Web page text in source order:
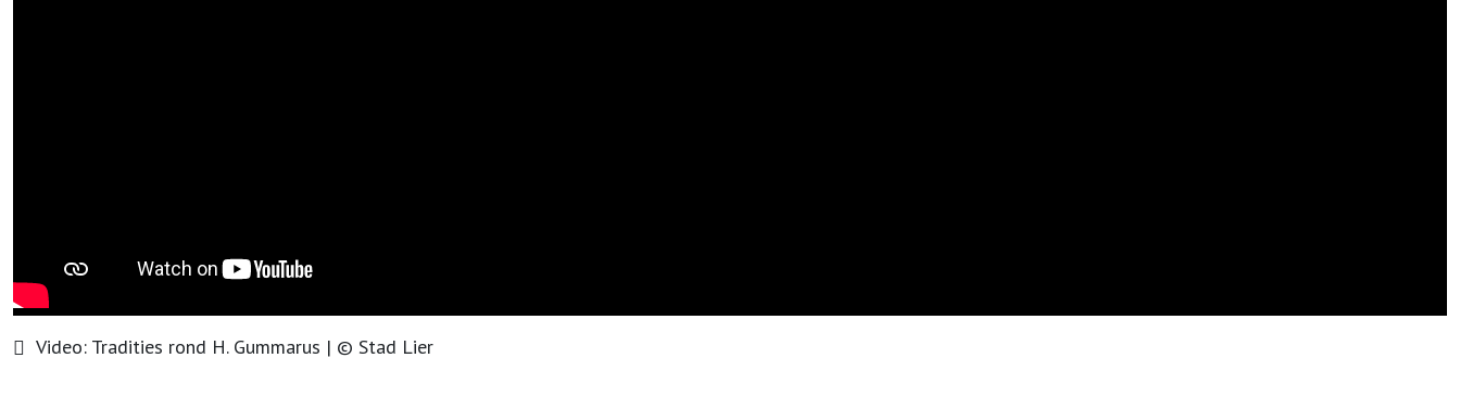
Video: Tradities rond H. Gummarus | © Stad Lier